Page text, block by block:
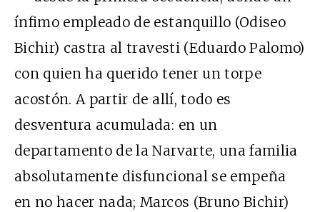
ínfimo empleado de estanquillo (Odiseo
Bichir) castra al travesti (Eduardo Palomo)
con quien ha querido tener un torpe
acostón. A partir de allí, todo es
desventura acumulada: en un
departamento de la Narvarte, una familia
absolutamente disfuncional se empeña
en no hacer nada; Marcos (Bruno Bichir)